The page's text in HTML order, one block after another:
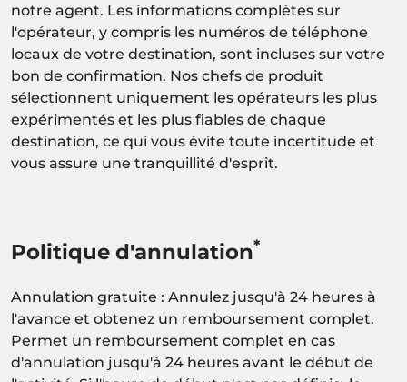
notre agent. Les informations complètes sur
l'opérateur, y compris les numéros de téléphone
locaux de votre destination, sont incluses sur votre
bon de confirmation. Nos chefs de produit
sélectionnent uniquement les opérateurs les plus
expérimentés et les plus fiables de chaque
destination, ce qui vous évite toute incertitude et
vous assure une tranquillité d'esprit.
Politique d'annulation*
Annulation gratuite : Annulez jusqu'à 24 heures à
l'avance et obtenez un remboursement complet.
Permet un remboursement complet en cas
d'annulation jusqu'à 24 heures avant le début de